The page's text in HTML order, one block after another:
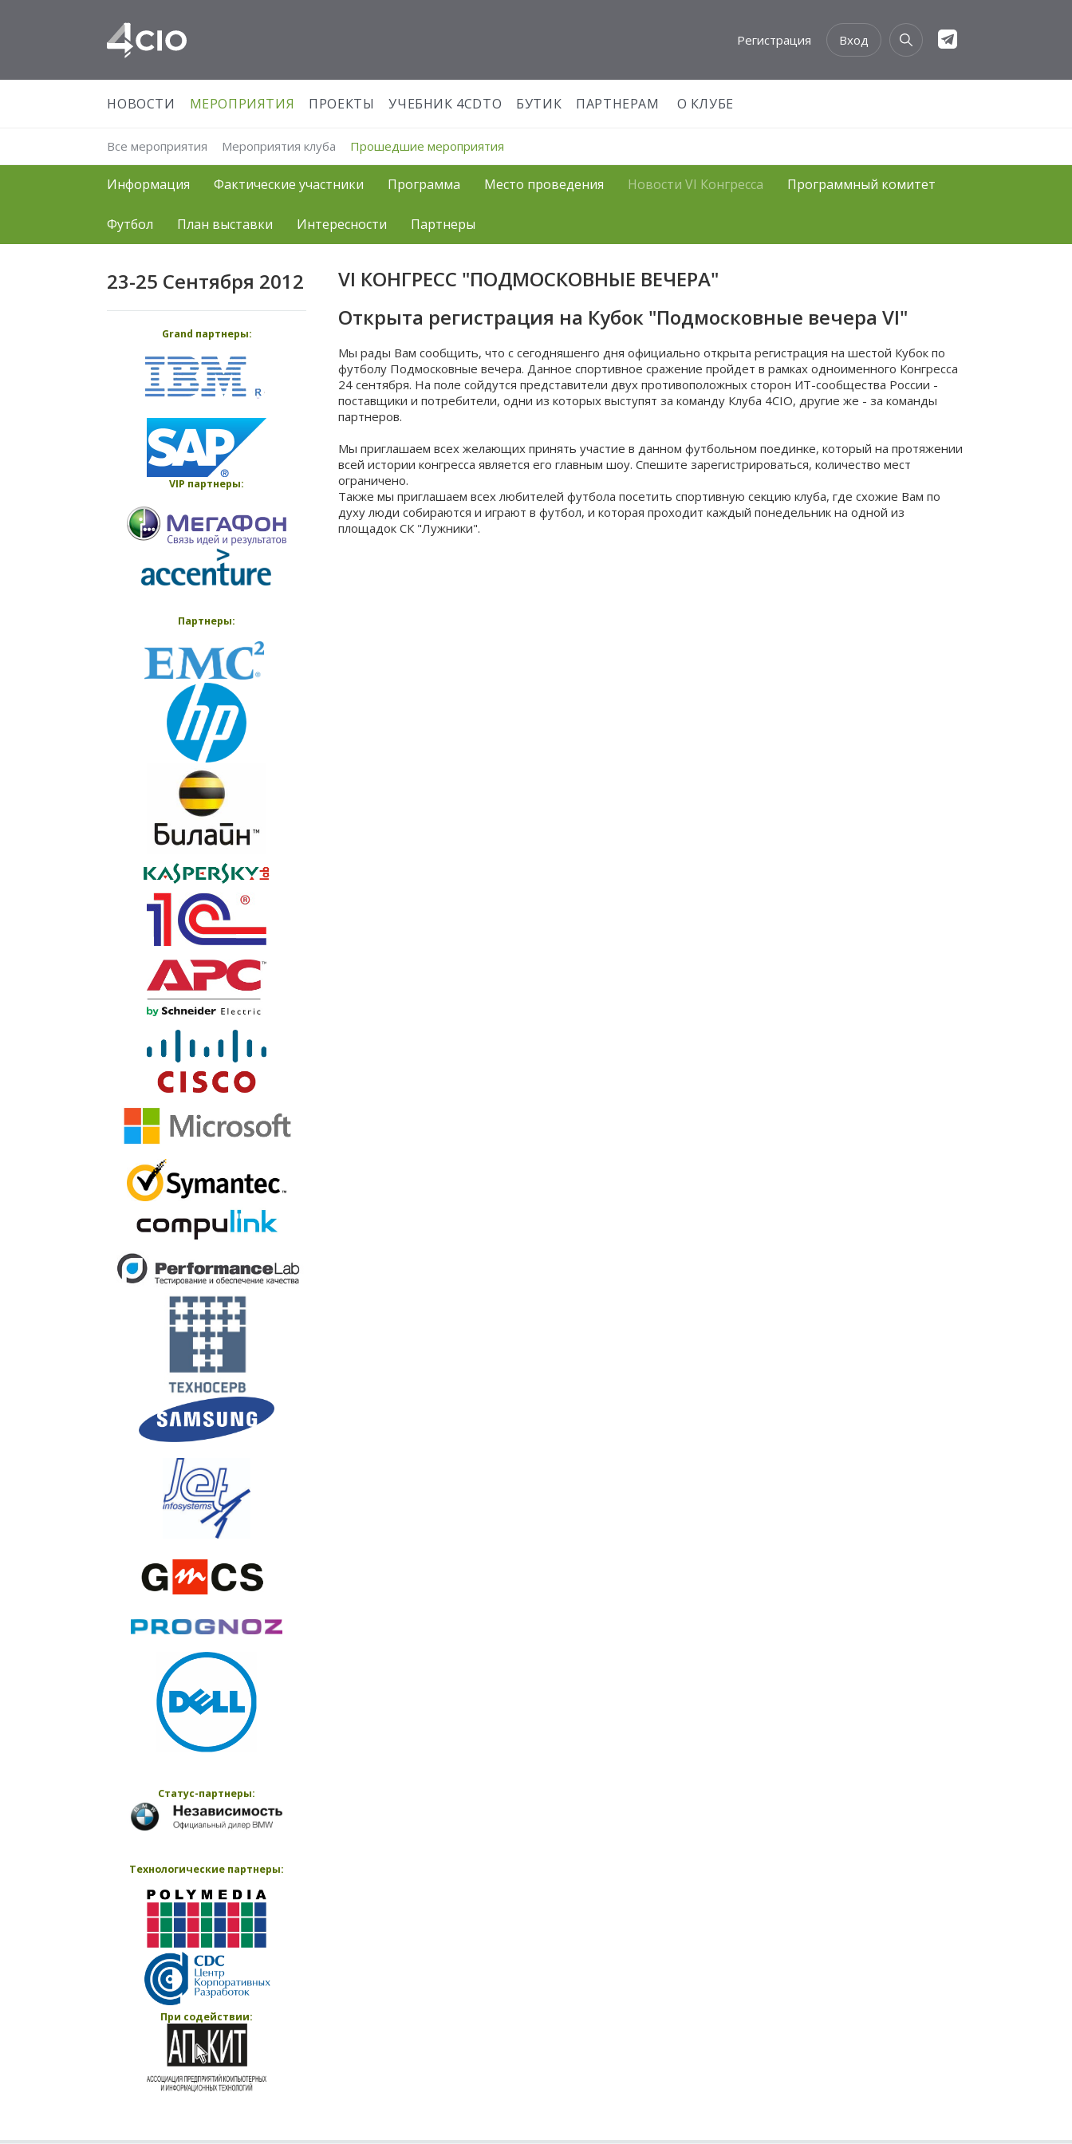
Регистрация Вход
НОВОСТИ МЕРОПРИЯТИЯ
Все мероприятия Мероприятия клуба Прошедшие мероприятия
ПРОЕКТЫ УЧЕБНИК 4CDTO БУТИК ПАРТНЕРАМ О КЛУБЕ
Информация Фактические участники Программа Место проведения Новости VI Конгресса Программный комитет
Футбол План выставки Интересности Партнеры
23-25 Сентября 2012
Grand партнеры:
VIP партнеры:
Партнеры:
Статус-партнеры:
Технологические партнеры:
При содействии:
VI КОНГРЕСС "ПОДМОСКОВНЫЕ ВЕЧЕРА"
Открыта регистрация на Кубок "Подмосковные вечера VI"
Мы рады Вам сообщить, что с сегодняшенго дня официально открытарегистрация на шестой Кубок по
футболу Подмосковные вечера. Данное спортивное сражение пройдет в рамках одноименного Конгресса
24 сентября. На поле сойдутся представители двух противоположных сторон ИТ-сообщества России -
поставщики и потребители, одни из которых выступят за команду Клуба 4CIO, другие же - за команды
партнеров.
Мы приглашаем всех желающих принять участие в данном футбольном поединке, который на протяжении
всей истории конгресса является его главным шоу. Спешитезарегистрироваться, количество мест
ограничено.
Также мы приглашаем всех любителей футбола посетитьспортивную секцию клуба, где схожие Вам по
духу люди собираются и играют в футбол, и которая проходит каждый понедельник наодной из
площадок СК "Лужники".